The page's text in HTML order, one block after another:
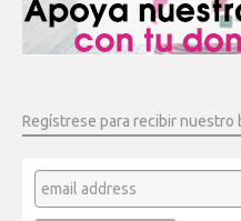
Regístrese para recibir